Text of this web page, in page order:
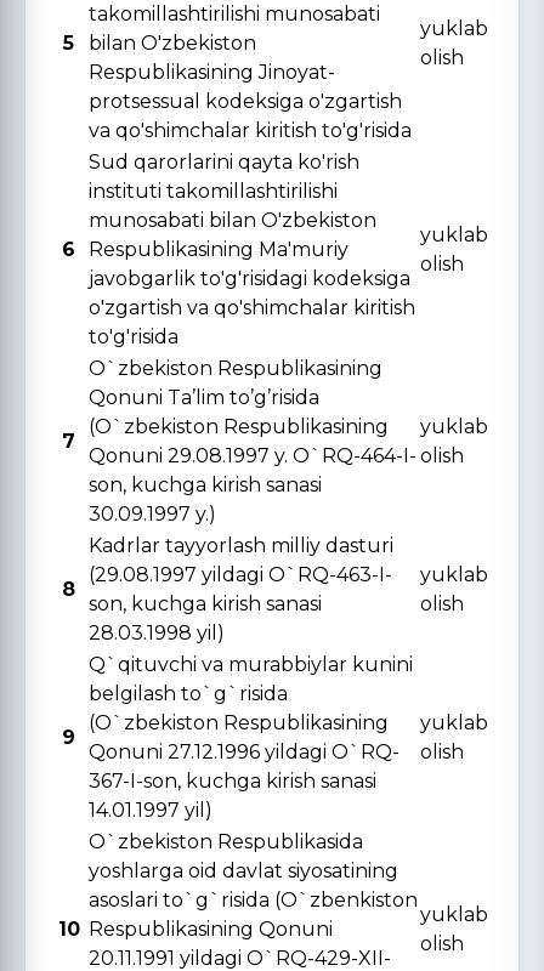
5
takomillashtirilishi munosabati
bilan O'zbekiston
Respublikasining Jinoyat-
protsessual kodeksiga o'zgartish
va qo'shimchalar kiritish to'g'risida
yuklab
olish
6
Sud qarorlarini qayta ko'rish
instituti takomillashtirilishi
munosabati bilan O'zbekiston
Respublikasining Ma'muriy
javobgarlik to'g'risidagi kodeksiga
o'zgartish va qo'shimchalar kiritish
to'g'risida
yuklab
olish
7
O`zbekiston Respublikasining
Qonuni Ta’lim to’g’risida
(O`zbekiston Respublikasining
Qonuni 29.08.1997 y. O`RQ-464-I-
son, kuchga kirish sanasi
30.09.1997 y.)
yuklab
olish
8
Kadrlar tayyorlash milliy dasturi
(29.08.1997 yildagi O`RQ-463-I-
son, kuchga kirish sanasi
28.03.1998 yil)
yuklab
olish
9
Q`qituvchi va murabbiylar kunini
belgilash to`g`risida
(O`zbekiston Respublikasining
Qonuni 27.12.1996 yildagi O`RQ-
367-I-son, kuchga kirish sanasi
14.01.1997 yil)
yuklab
olish
10
O`zbekiston Respublikasida
yoshlarga oid davlat siyosatining
asoslari to`g`risida (O`zbenkiston
Respublikasining Qonuni
20.11.1991 yildagi O`RQ-429-XII-
yuklab
olish